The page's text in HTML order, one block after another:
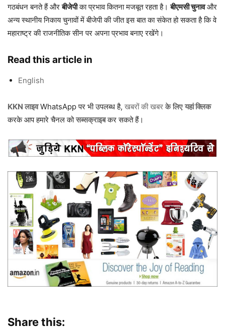
गठबंधन बनते हैं औरबीजेपीका प्रभाव कितना मजबूत रहता है।बीएमसी चुनावऔर
अन्य स्थानीय निकाय चुनावों में बीजेपी की जीत इस बात का संकेत हो सकता है कि वे
महाराष्ट्र की राजनीतिक सीन पर अपना प्रभाव बनाए रखेंगे।
Read this article in
English
KKN लाइवWhatsApp पर भी उपलब्ध है, खबरों की खबरके लिए यहां क्लिक
करके आप हमारे चैनल कोसब्सक्राइबकर सकते हैं।
Share this: